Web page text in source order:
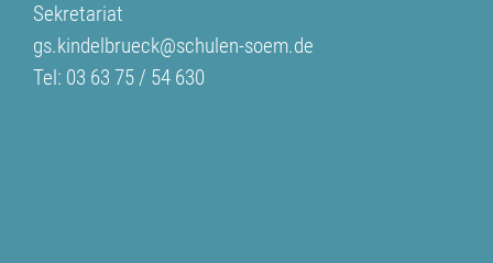
Sekretariat
gs.kindelbrueck@schulen-soem.de
Tel: 03 63 75 / 54 630